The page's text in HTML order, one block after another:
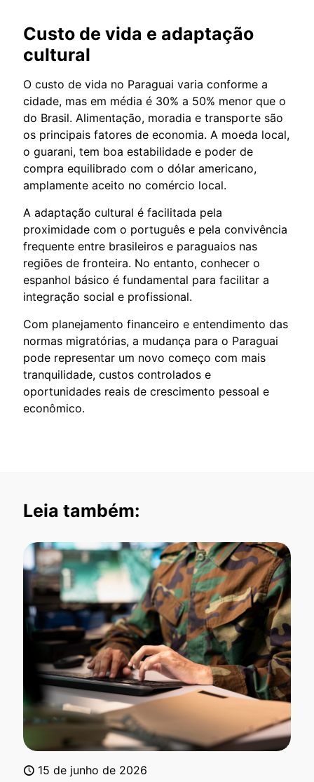
Custo de vida e adaptação
cultural
O custo de vida no Paraguai varia conforme a
cidade, mas em média é 30% a 50% menor que o
do Brasil. Alimentação, moradia e transporte são
os principais fatores de economia. A moeda local,
o guarani, tem boa estabilidade e poder de
compra equilibrado com o dólar americano,
amplamente aceito no comércio local.
A adaptação cultural é facilitada pela
proximidade com o português e pela convivência
frequente entre brasileiros e paraguaios nas
regiões de fronteira. No entanto, conhecer o
espanhol básico é fundamental para facilitar a
integração social e profissional.
Com planejamento financeiro e entendimento das
normas migratórias, a mudança para o Paraguai
pode representar um novo começo com mais
tranquilidade, custos controlados e
oportunidades reais de crescimento pessoal e
econômico.
Leia também:
15 de junho de 2026